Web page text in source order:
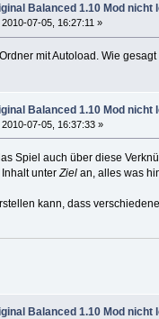
Balanced 1.10 Mod nicht
2010-07-05, 16:27:11 »
mit Autoload. Wie
Balanced 1.10 Mod nicht
2010-07-05, 16:37:33 »
Spiel auch über diese
unter Zielan, alles was
kann, dass
Balanced 1.10 Mod nicht